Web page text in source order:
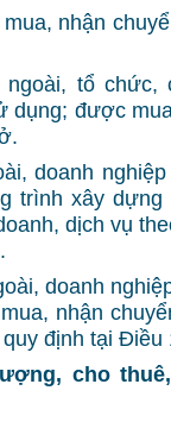
nhận
tổ chức,
dụng; được
doanh
trình xây
dịch vụ
doanh
nhận
định tại Điều
cho